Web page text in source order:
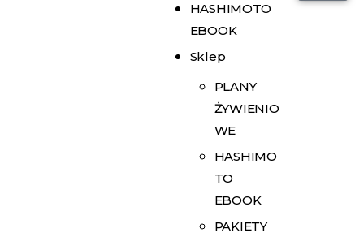
HASHIMOTO
EBOOK
Sklep
PLANY
ŻYWIENIO
WE
HASHIMO
TO
EBOOK
PAKIETY